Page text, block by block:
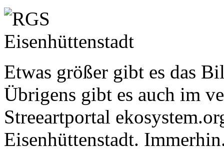
Etwas größer gibt es das
Übrigens gibt es auch im
Streeartportal
Eisenhüttenstadt.